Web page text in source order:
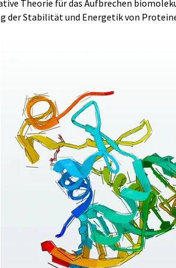
Theorie für das Aufbrechen
der Stabilität und Energetik von